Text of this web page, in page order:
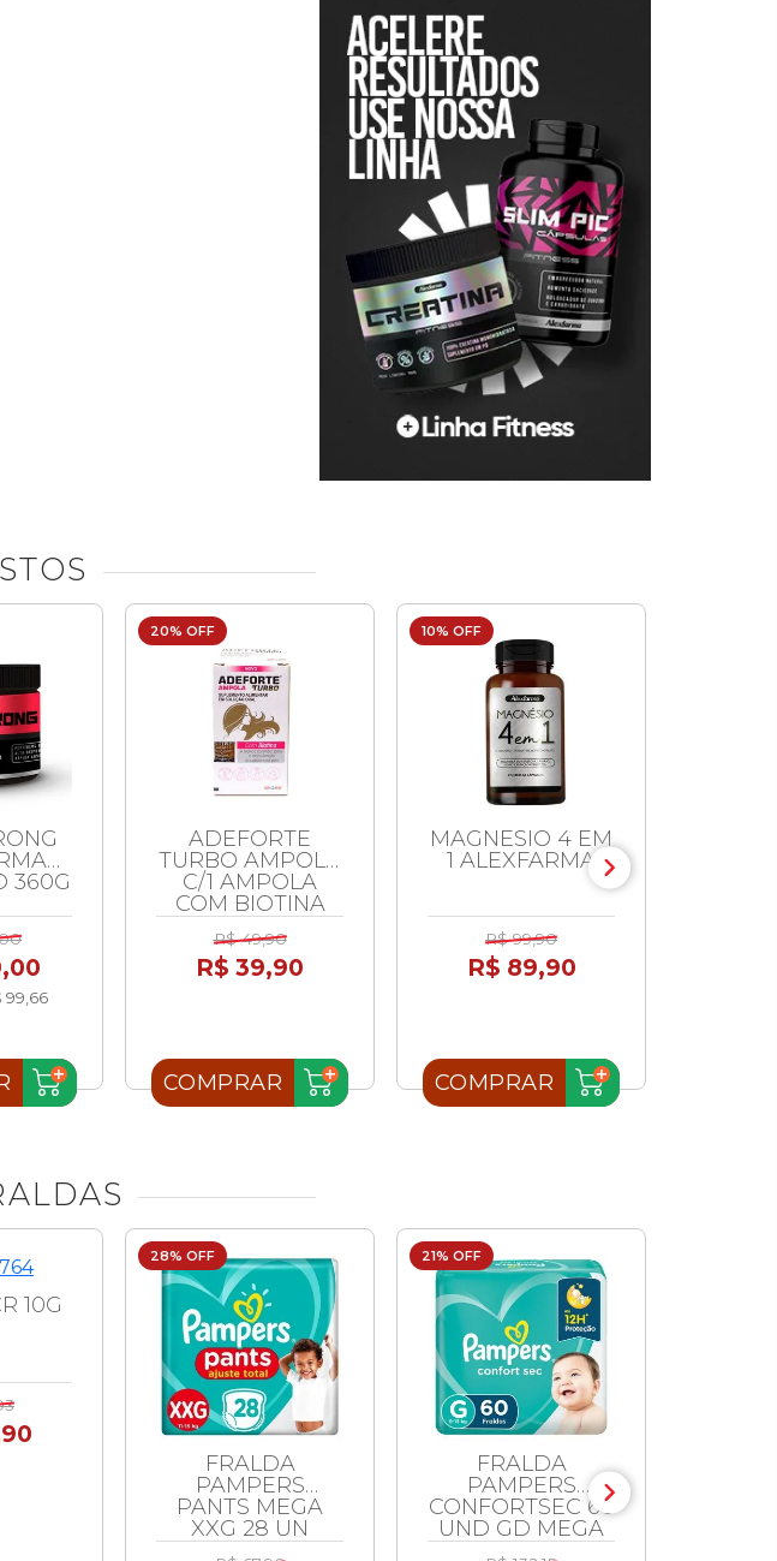
360G
99,66
20% OFF
ADEFORTE
TURBO AMPOLA
C/1 AMPOLA
COM BIOTINA
3ML
R$ 49,90
R$ 39,90
COMPRAR
10% OFF
MAGNESIO 4 EM
1 ALEXFARMA
R$ 99,90
R$ 89,90
COMPRAR
10G
28% OFF
FRALDA
PAMPERS
PANTS MEGA
XXG 28 UN
21% OFF
FRALDA
PAMPERS
CONFORTSEC 60
UND GD MEGA